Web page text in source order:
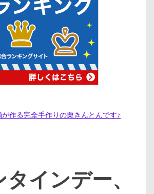
作る完全手作りの栗きんとんです♪
インデー、